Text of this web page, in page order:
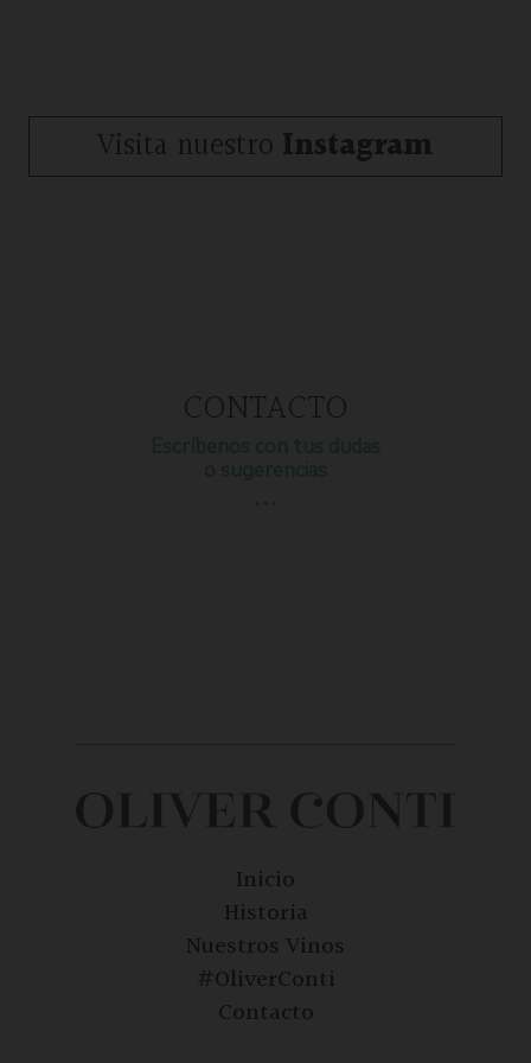
Visita nuestro Instagram
CONTACTO
Inicio
Historia
Nuestros Vinos
#OliverConti
Contacto